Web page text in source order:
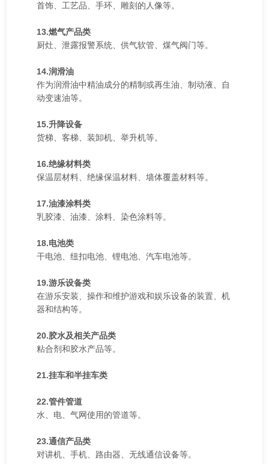
首饰、工艺品、手环、雕刻的人像等。
13.燃气产品类
厨灶、泄露报警系统、供气软管、煤气阀门等。
14.润滑油
作为润滑油中精油成分的精制或再生油、制动液、自
动变速油等。
15.升降设备
货梯、客梯、装卸机、举升机等。
16.绝缘材料类
保温层材料、绝缘保温材料、墙体覆盖材料等。
17.油漆涂料类
乳胶漆、油漆、涂料、染色涂料等。
18.电池类
干电池、纽扣电池、锂电池、汽车电池等。
19.游乐设备类
在游乐安装、操作和维护游戏和娱乐设备的装置、机
器和结构等。
20.胶水及相关产品类
粘合剂和胶水产品等。
21.挂车和半挂车类
22.管件管道
水、电、气网使用的管道等。
23.通信产品类
对讲机、手机、路由器、无线通信设备等。